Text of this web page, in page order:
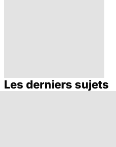
Cheville : quand
Les derniers sujets